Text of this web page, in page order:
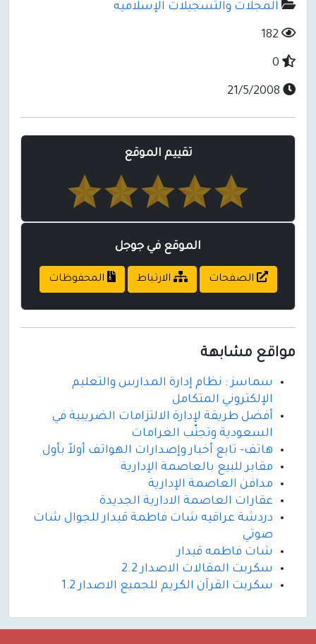
المجلات والتسجيلات الإسلاميه
تقييم الموقع
الموقع في جوجل
الصفحات الارتباط المحفوظات
مواقع مشابهة
سماسز : نظام إدارة المدارس والتعليم
الإلكتروني المتكامل
أفضل طريقة لإدارة الالتزامات الضريبية في
السعودية وتجنّب الغرامات
هاتف- تابع أخبار وإصدارات الهواتف أولاً بأول
مقابر للبيع بالعاصمة الإدارية
مدافن العاصمة الإدارية
عقارات العاصمة الادارية الجديدة
دردشة عراقيه شات فاطمة قيدار للجوال شات
صوتي
شات فاطمه قيدار
سكربت المقالات الاصدار 2.2
سكربت القرآن الكريم للجميع الاصدار 1.2